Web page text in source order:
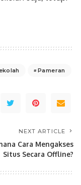
Pameran
NEXT ARTICLE
Cara Mengakses
Situs Secara Offline?